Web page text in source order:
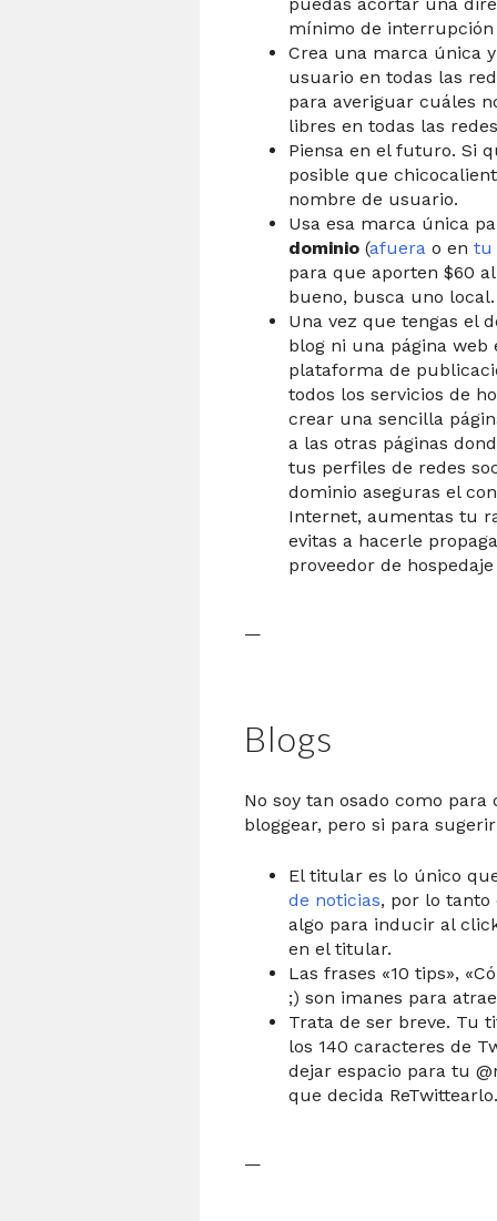
mínimo de
Crea una marca única
usuario en todas las
para averiguar cuáles
libres en todas las
Piensa en el futuro. Si
posible que
nombre de usuario.
Usa esa marca única
dominio (afuera o en tu
para que aporten $60
bueno, busca uno local.
Una vez que tengas el
blog ni una página web
plataforma de
todos los servicios de
crear una sencilla
a las otras páginas
tus perfiles de redes
dominio aseguras el
Internet, aumentas tu
evitas a hacerle
proveedor de
—
Blogs
No soy tan osado como
bloggear, pero si para
El titular es lo único
de noticias, por lo tanto
algo para inducir al
en el titular.
Las frases «10 tips»,
;) son imanes para
Trata de ser breve. Tu
los 140 caracteres de
dejar espacio para tu
que decida ReTwittearlo.
—